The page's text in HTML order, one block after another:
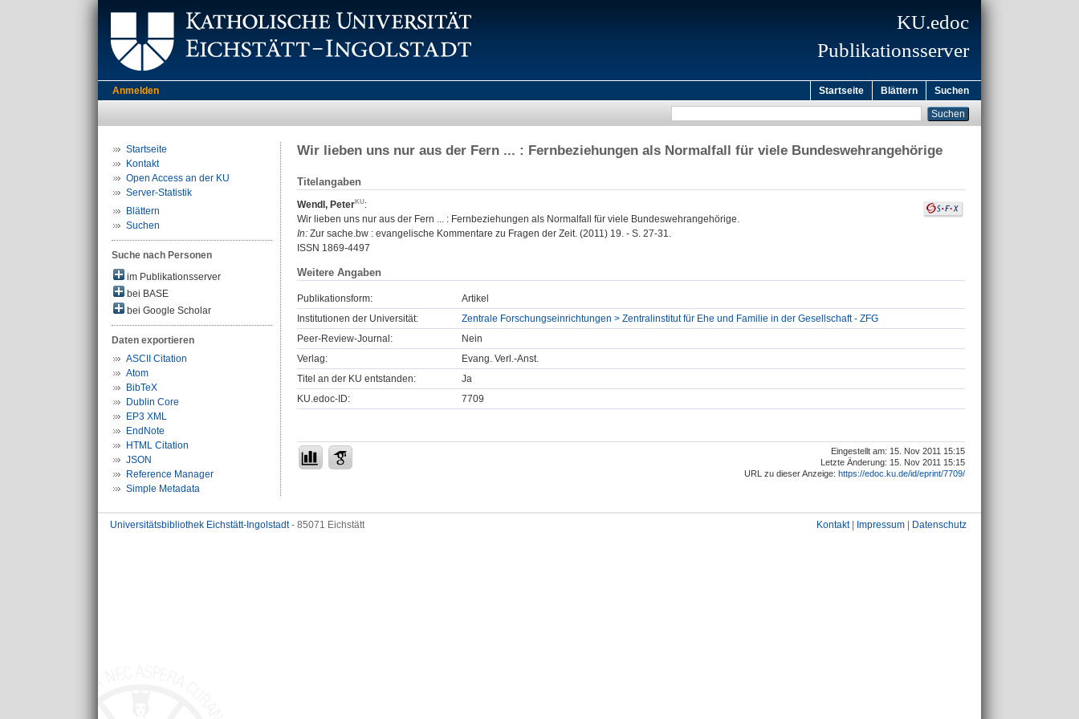
KU.edoc
Publikationsserver
Anmelden Startseite Blättern Suchen
Startseite
Kontakt
Open Access an der KU
Server-Statistik
Blättern
Suchen
Suche nach Personen
im Publikationsserver
bei BASE
bei Google Scholar
Daten exportieren
ASCII Citation
Atom
BibTeX
Dublin Core
EP3 XML
EndNote
HTML Citation
JSON
Reference Manager
Simple Metadata
Wir lieben uns nur aus der Fern ... : Fernbeziehungen als Normalfall für viele Bundeswehrangehörige
Titelangaben
Wendl, Peter
:
Wir lieben uns nur aus der Fern ... : Fernbeziehungen als Normalfall für viele Bundeswehrangehörige.
In: Zur sache.bw : evangelische Kommentare zu Fragen der Zeit. (2011) 19. - S. 27-31.
ISSN 1869-4497
Weitere Angaben
Publikationsform:
Artikel
Institutionen der Universität:
Zentrale Forschungseinrichtungen > Zentralinstitut für Ehe und Familie in der Gesellschaft - ZFG
Peer-Review-Journal:
Nein
Verlag:
Evang. Verl.-Anst.
Titel an der KU entstanden:
Ja
KU.edoc-ID:
7709
Eingestellt am: 15. Nov 2011 15:15
Letzte Änderung: 15. Nov 2011 15:15
URL zu dieser Anzeige: https://edoc.ku.de/id/eprint/7709/
Universitätsbibliothek Eichstätt-Ingolstadt- 85071 Eichstätt Kontakt| Impressum Datenschutz